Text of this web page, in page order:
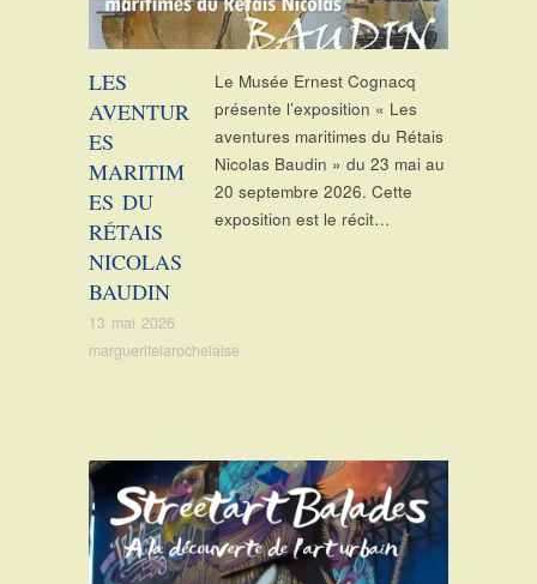
LES
AVENTUR
ES
MARITIM
ES DU
RÉTAIS
NICOLAS
BAUDIN
13 mai 2026
margueritelarochelaise
Le Musée Ernest Cognacq
présente l’exposition « Les
aventures maritimes du Rétais
Nicolas Baudin » du 23 mai au
20 septembre 2026. Cette
exposition est le récit…